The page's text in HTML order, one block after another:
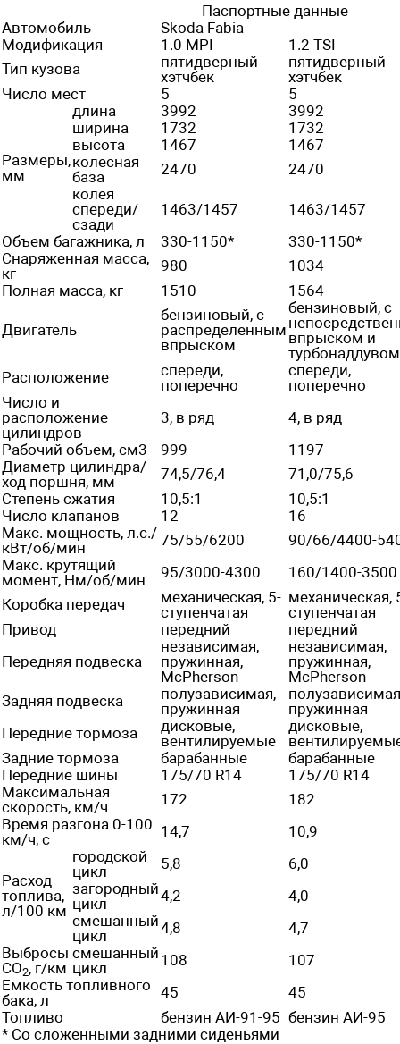
Паспортные данные
Автомобиль
Skoda Fabia
Модификация
1.0 MPI
1.2 TSI
Тип кузова
пятидверный
хэтчбек
пятидверный
хэтчбек
Число мест
5 5
Размеры,
мм
длина 3992
3992
ширина
1732
1732
высота
1467
1467
колесная
база
2470
2470
колея
спереди/
сзади
1463/1457
1463/1457
Объем багажника, л
330-1150*
330-1150*
Снаряженная масса,
кг
980
1034
Полная масса, кг
1510 1564
Двигатель
бензиновый, с
распределенным
впрыском
бензиновый, с
впрыском и
турбонаддувом
Расположение
спереди,
поперечно
спереди,
поперечно
Число и
расположение
цилиндров
3, в ряд
4, в ряд
Рабочий объем, см3
999
1197
Диаметр цилиндра/
ход поршня, мм
74,5/76,4
71,0/75,6
Степень сжатия
10,5:1
10,5:1
Число клапанов
12
16
Макс. мощность, л.с./
кВт/об/мин
75/55/6200
90/66/4400-
Макс. крутящий
момент, Нм/об/мин
95/3000-4300
160/1400-3500
Коробка передач
механическая, 5-
ступенчатая
механическая,
ступенчатая
Привод
передний
передний
Передняя подвеска
независимая,
пружинная,
McPherson
независимая,
пружинная,
McPherson
Задняя подвеска
полузависимая,
пружинная
пружинная
Передние тормоза
дисковые,
вентилируемые
дисковые,
Задние тормоза
барабанные
барабанные
Передние шины
175/70 R14
175/70 R14
Максимальная
скорость, км/ч
172
182
Время разгона 0-100
км/ч, с
14,7 10,9
Расход
топлива,
л/100 км
городской
цикл
5,8
6,0
загородный
цикл
4,2
4,0
смешанный
цикл
4,8
4,7
Выбросы
CO2, г/км
смешанный
цикл
108
107
Емкость топливного
бака, л
45
45
Топливо
бензин АИ-91-95 бензин АИ-95
* Со сложенными задними сиденьями